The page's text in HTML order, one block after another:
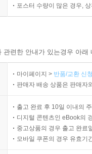
포스터 수량이 많은 경우,
련한 안내가 있는경우 아
마이페이지 > 반품/교환 신
판매자 배송 상품은 판매자
출고 완료 후 10일 이내의
디지털 콘텐츠인 eBook의
중고상품의 경우 출고 완료
모바일 쿠폰의 경우 유효기